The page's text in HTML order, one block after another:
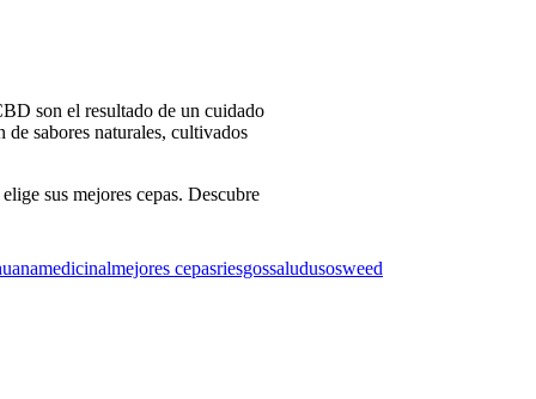
son el resultado de un cuidado
sabores naturales, cultivados
sus mejores cepas. Descubre
medicinalmejores cepasriesgossaludusosweed